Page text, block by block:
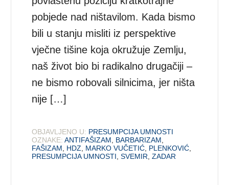
pobjede nad ništavilom. Kada bismo
bili u stanju misliti iz perspektive
vječne tišine koja okružuje Zemlju,
naš život bio bi radikalno drugačiji –
ne bismo robovali silnicima, jer ništa
nije […]
OBJAVLJENO U: PRESUMPCIJA UMNOSTI
OZNAKE: ANTIFAŠIZAM BARBARIZAM
FAŠIZAM
HDZ MARKO VUČETIĆ PLENKOVIĆ
PRESUMPCIJA UMNOSTI ,SVEMIR ,ZADAR